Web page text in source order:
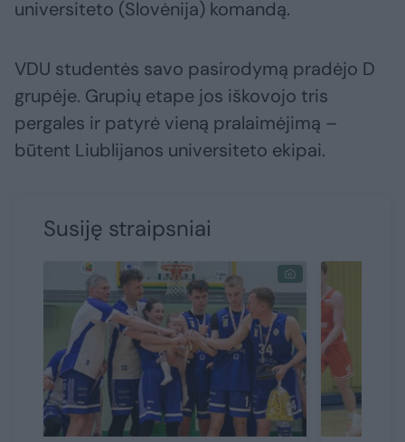
universiteto (Slovėnija) komandą.
VDU studentės savo pasirodymą pradėjo D
grupėje. Grupių etape jos iškovojo tris
pergales ir patyrė vieną pralaimėjimą –
būtent Liublijanos universiteto ekipai.
Susiję straipsniai